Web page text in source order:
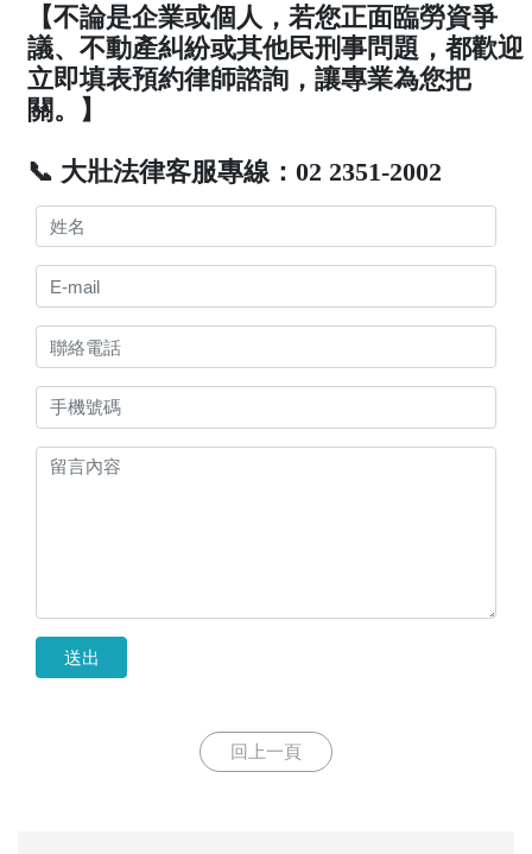
【不論是企業或個人，若您正面臨勞資爭
議、不動產糾紛或其他民刑事問題，都歡迎
立即填表預約律師諮詢，讓專業為您把
關。】
📞 大壯法律客服專線：02 2351-2002
送出
回上一頁